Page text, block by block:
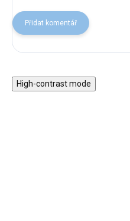
Přidat komentář
High-contrast mode